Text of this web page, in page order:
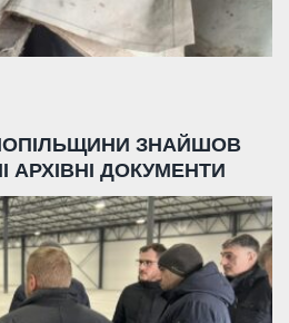
ЗНАЙШОВ
АРХІВНІ ДОКУМЕНТИ